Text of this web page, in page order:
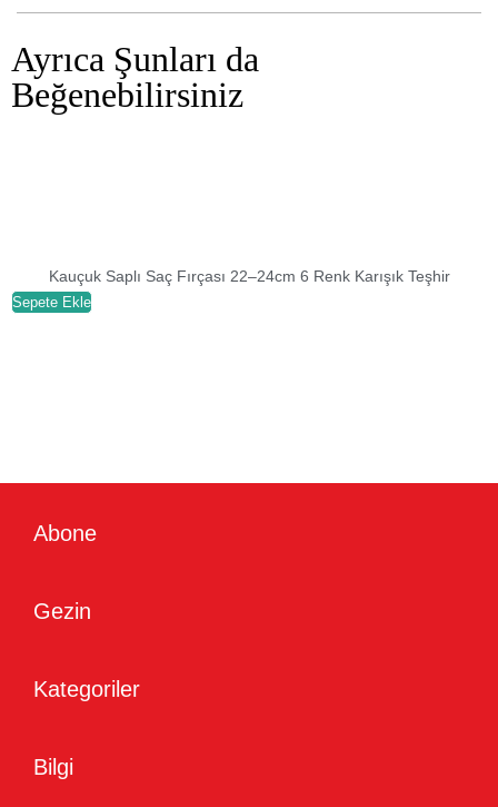
Ayrıca Şunları da
Beğenebilirsiniz
Kauçuk Saplı Saç Fırçası 22–24cm 6 Renk Karışık Teşhir
Sepete Ekle
Abone
Gezin
Kategoriler
Bilgi